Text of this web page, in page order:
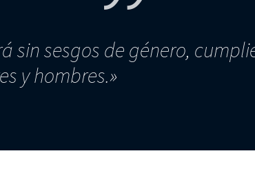
sin sesgos de género,
y hombres.»